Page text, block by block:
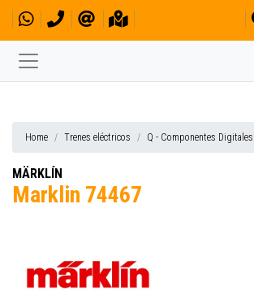
Home Trenes eléctricos Q - Componentes Digitales
MÄRKLÍN
Marklin 74467